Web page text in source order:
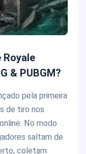
Royale
& PUBGM?
pela primeira
de tiro nos
No modo
saltam de
coletam